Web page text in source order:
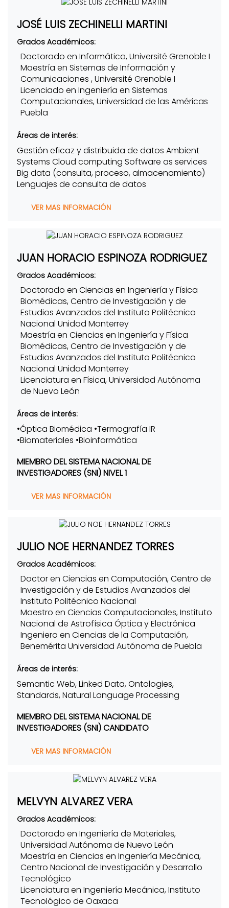
JOSÉ LUIS ZECHINELLI MARTINI
Grados Académicos:
Doctorado en Informática, Université Grenoble I
Maestría en Sistemas de Información y
Comunicaciones , Université Grenoble I
Licenciado en Ingeniería en Sistemas
Computacionales, Universidad de las Américas
Puebla
Áreas de interés:
Gestión eficaz y distribuida de datos Ambient
Systems Cloud computing Software as services
Big data (consulta, proceso, almacenamiento)
Lenguajes de consulta de datos
VER MAS INFORMACIÓN
JUAN HORACIO ESPINOZA RODRIGUEZ
Grados Académicos:
Doctorado en Ciencias en Ingeniería y Física
Biomédicas, Centro de Investigación y de
Estudios Avanzados del Instituto Politécnico
Nacional Unidad Monterrey
Maestría en Ciencias en Ingeniería y Física
Biomédicas, Centro de Investigación y de
Estudios Avanzados del Instituto Politécnico
Nacional Unidad Monterrey
Licenciatura en Física, Universidad Autónoma
de Nuevo León
Áreas de interés:
•Óptica Biomédica •Termografía IR
•Biomateriales •Bioinformática
MIEMBRO DEL SISTEMA NACIONAL DE
INVESTIGADORES (SNI) NIVEL 1
VER MAS INFORMACIÓN
JULIO NOE HERNANDEZ TORRES
Grados Académicos:
Doctor en Ciencias en Computación, Centro de
Investigación y de Estudios Avanzados del
Instituto Politécnico Nacional
Maestro en Ciencias Computacionales, Instituto
Nacional de Astrofísica Óptica y Electrónica
Ingeniero en Ciencias de la Computación,
Benemérita Universidad Autónoma de Puebla
Áreas de interés:
Semantic Web, Linked Data, Ontologies,
Standards, Natural Language Processing
MIEMBRO DEL SISTEMA NACIONAL DE
INVESTIGADORES (SNI) CANDIDATO
VER MAS INFORMACIÓN
MELVYN ALVAREZ VERA
Grados Académicos:
Doctorado en Ingeniería de Materiales,
Universidad Autónoma de Nuevo León
Maestría en Ciencias en Ingeniería Mecánica,
Centro Nacional de Investigación y Desarrollo
Tecnológico
Licenciatura en Ingeniería Mecánica, Instituto
Tecnológico de Oaxaca